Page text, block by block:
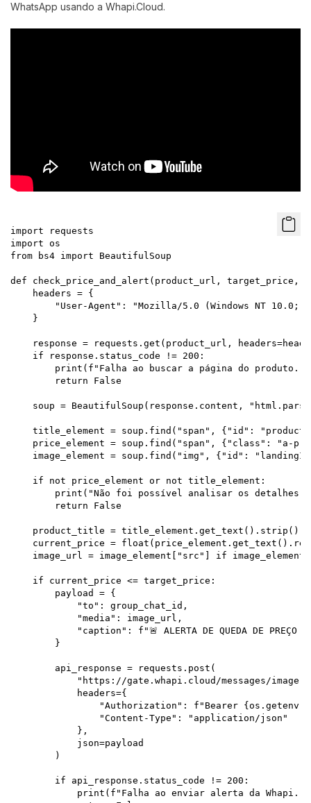
WhatsApp usando a Whapi.Cloud.
import requests
import os
from bs4 import BeautifulSoup
def check_price_and_alert(product_url, target_price,
    headers = {
"User-Agent": "Mozilla/5.0 (Windows NT 10.0;
    }
response = requests.get(product_url,
    if response.status_code != 200:
print(f"Falha ao buscar a página do produto.
        return False
soup = BeautifulSoup(response.content,
title_element = soup.find("span", {"id":
price_element = soup.find("span", {"class": "a-
image_element = soup.find("img", {"id":
    if not price_element or not title_element:
print("Não foi possível analisar os detalhes
        return False
    product_title = title_element.get_text().strip()
current_price =
image_url = image_element["src"] if image_element
    if current_price <= target_price:
        payload = {
            "to": group_chat_id,
            "media": image_url,
"caption": f"🚨 ALERTA DE QUEDA DE PREÇO
        }
        api_response = requests.post(
            "https://gate.whapi.cloud/messages/image",
            headers={
"Authorization": f"Bearer
                "Content-Type": "application/json"
            },
            json=payload
        )
        if api_response.status_code != 200:
print(f"Falha ao enviar alerta da Whapi.